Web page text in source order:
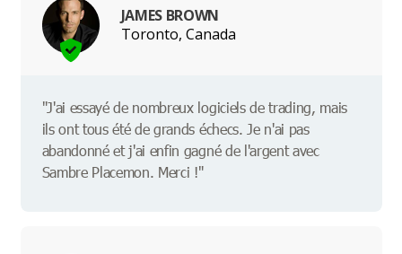
JAMES BROWN
Toronto, Canada
"J'ai essayé de nombreux logiciels de trading, mais
ils ont tous été de grands échecs. Je n'ai pas
abandonné et j'ai enfin gagné de l'argent avec
Sambre Placemon. Merci !"